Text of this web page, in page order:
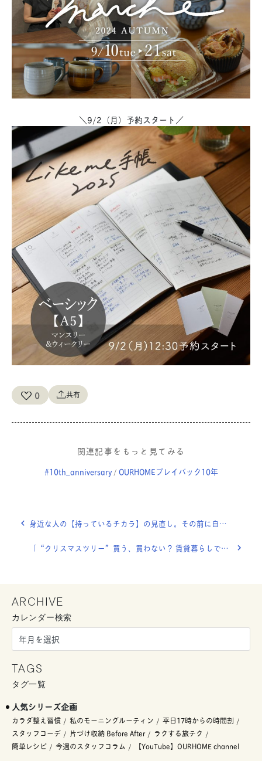
＼9/2（月）予約スタート／
0 共有
関連記事をもっと見てみる
#10th_anniversary/ OURHOMEプレイバック10年
身近な人の【持っているチカラ】の見直し。その前に自分も棚卸し！
「“クリスマスツリー”買う、買わない？ 賃貸暮らしで、ずっと悩んでいたけれど。」OURHOME WEB LETTER
ARCHIVE
カレンダー検索
TAGS
タグ一覧
人気シリーズ企画
カラダ整え習慣 私のモーニングルーティン
平日17時からの時間割
スタッフコーデ
片づけ収納 Before After
ラクする旅テク
簡単レシピ
今週のスタッフコラム 【YouTube】OURHOME channel